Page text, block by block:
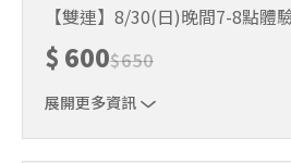
制。歡迎邀請親友一同報名參加，
人數未達開班門檻，或因天候不佳
情況安排延期或併班處理。 ⚠️ 報名
無法上課，僅提供課程延期選項，恕
與課程異動規則】。報名後視為您
【雙連】8/30(日)晚間7-8點體
$ 600$650
展開更多資訊